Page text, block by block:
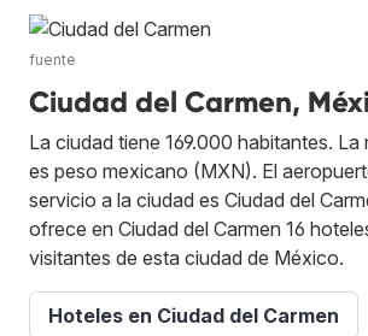
fuente
Ciudad del Carmen,
La ciudad tiene 169.000 habitantes.
es peso mexicano (MXN). El
servicio a la ciudad es Ciudad del
ofrece en Ciudad del Carmen 16
visitantes de esta ciudad de México.
Hoteles en Ciudad del Carmen